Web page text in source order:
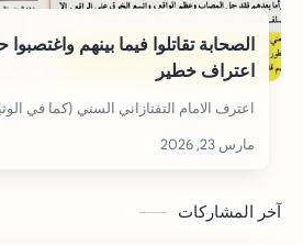
الصحابة تقاتلوا فيما بينهم
اعتراف خطير
اعترف الامام التفتازاني السني (كما في
آخر المشاركات